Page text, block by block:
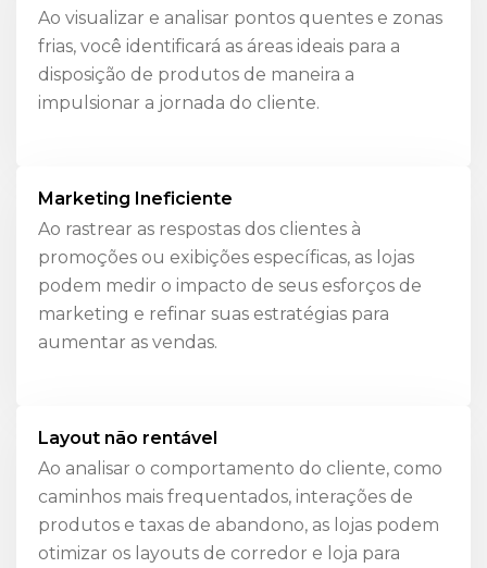
Ao visualizar e analisar pontos quentes e zonas
frias, você identificará as áreas ideais para a
disposição de produtos de maneira a
impulsionar a jornada do cliente.
Marketing Ineficiente
Ao rastrear as respostas dos clientes à
promoções ou exibições específicas, as lojas
podem medir o impacto de seus esforços de
marketing e refinar suas estratégias para
aumentar as vendas.
Layout não rentável
Ao analisar o comportamento do cliente, como
caminhos mais frequentados, interações de
produtos e taxas de abandono, as lojas podem
otimizar os layouts de corredor e loja para